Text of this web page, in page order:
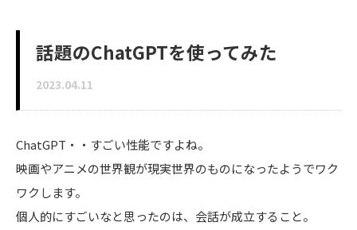
教育事業
Blog
話題のChatGPTを使ってみた
2023.04.11
ChatGPT・・すごい性能ですよね。
映画やアニメの世界観が現実世界のものになったようでワク
ワクします。
個人的にすごいなと思ったのは、会話が成立すること。